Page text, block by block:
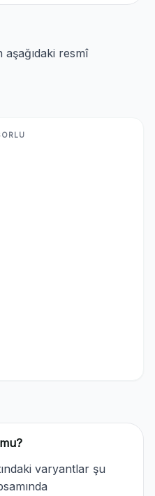
aşağıdaki resmî
varyantlar şu